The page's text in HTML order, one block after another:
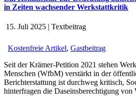
in Zeiten wachsender Werkstattkritik
15. Juli 2025 | Textbeitrag
Kostenfreie Artikel, Gastbeitrag
Seit der Krämer-Petition 2021 stehen
Menschen (WfbM) verstärkt in der
Berichterstattung ist durchweg kritisch,
hinterfragen die Daseinsberechtigung von